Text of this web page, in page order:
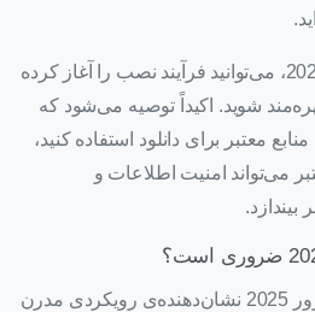
پس از دانلود ویندوز سرور 2025، می‌توانید فرآیند نصب را آغاز کرده
شوید. اکیداً توصیه می‌شود که
معتبر برای دانلود استفاده کنید،
می‌تواند امنیت اطلاعات و
نسخه پیش‌نمایش ویندوز سرور 2025 نشان‌دهنده‌ی رویکردی مدرن